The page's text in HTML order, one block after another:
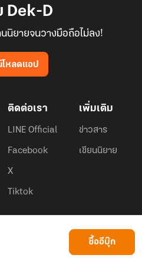
ซื้ออีบุ๊ก
Dek-D
นิยายจนวางมือถือไม่ลง!
โหลดแอป
ติดต่อเรา
LINE Official
Facebook
X
Tiktok
เพิ่มเติม
ข่าวสาร
เขียนนิยาย
Privacy Policy
ของ ผู้ใช้ให้ดียิ่งขึ้น
ยอมรับ